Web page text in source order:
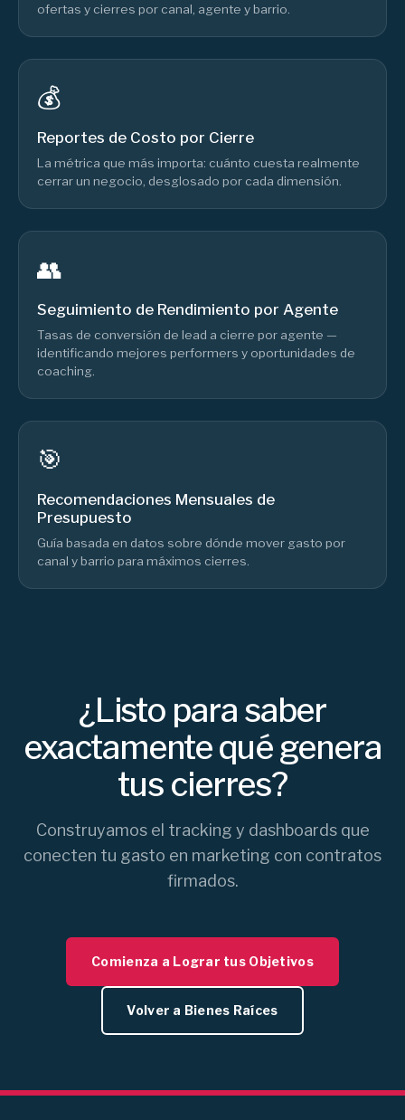
ofertas y cierres por canal, agente y barrio.
💰
Reportes de Costo por Cierre
La métrica que más importa: cuánto cuesta realmente
cerrar un negocio, desglosado por cada dimensión.
👥
Seguimiento de Rendimiento por Agente
Tasas de conversión de lead a cierre por agente —
identificando mejores performers y oportunidades de
coaching.
🎯
Recomendaciones Mensuales de
Presupuesto
Guía basada en datos sobre dónde mover gasto por
canal y barrio para máximos cierres.
¿Listo para saber
exactamente qué genera
tus cierres?
Construyamos el tracking y dashboards que
conecten tu gasto en marketing con contratos
firmados.
Comienza a Lograr tus Objetivos
Volver a Bienes Raíces